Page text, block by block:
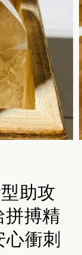
助攻
拼搏精
衝刺